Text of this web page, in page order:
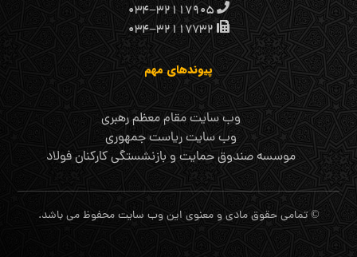
۰۳۴-۳۲۱۱۷۹۰۵
۰۳۴-۳۲۱۱۷۷۳۲
پیوندهای مهم
وب سایت مقام معظم رهبری
وب سایت ریاست جمهوری
موسسه صندوق حمایت و بازنشستگی کارکنان فولاد
© تمامی حقوق مادی و معنوی این وب سایت محفوظ می باشد.